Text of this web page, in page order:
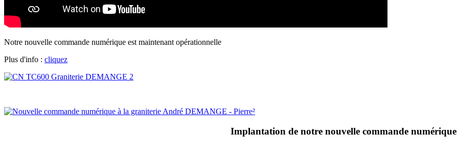
Notre nouvelle commande numérique est maintenant opérationnelle
Plus d'info : cliquez
Implantation de notre nouvelle commande numérique